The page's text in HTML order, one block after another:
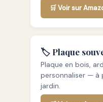
🛒 Voir sur
🏷️ Plaque
Plaque en bois,
personnaliser — à
jardin.